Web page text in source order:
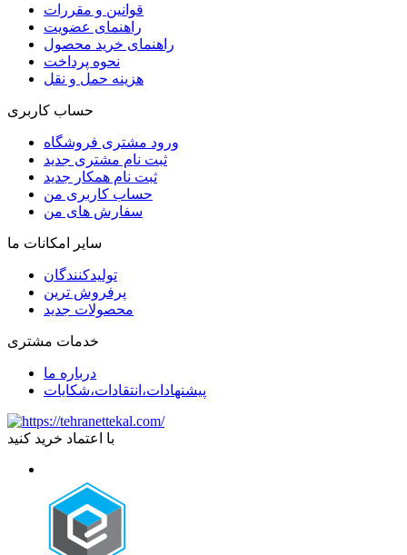
قوانین و مقررات
راهنمای عضویت
راهنمای خرید محصول
نحوه پرداخت
هزینه حمل و نقل
حساب کاربری
ورود مشتری فروشگاه
ثبت نام مشتری جدید
ثبت نام همکار جدید
حساب کاربری من
سفارش های من
سایر امکانات ما
تولیدکنندگان
پرفروش ترین
محصولات جدید
خدمات مشتری
درباره ما
پیشنهادات،انتقادات،شکایات
با اعتماد خرید کنید